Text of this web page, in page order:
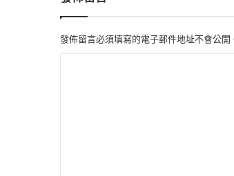
發佈留言必須填寫的電子郵件地址不會公開